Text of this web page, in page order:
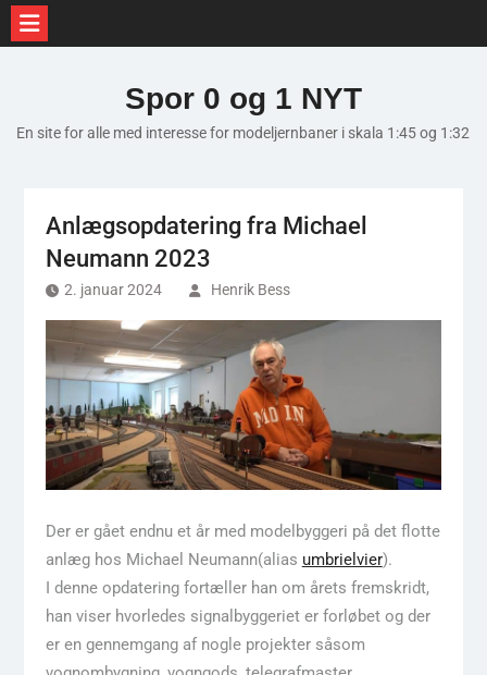
Spor 0 og 1 NYT
En site for alle med interesse for modeljernbaner i skala 1:45 og 1:32
Anlægsopdatering fra Michael
Neumann 2023
2. januar 2024 Henrik Bess
Der er gået endnu et år med modelbyggeri på det flotte
anlæg hos Michael Neumann(alias umbrielvier).
I denne opdatering fortæller han om årets fremskridt,
han viser hvorledes signalbyggeriet er forløbet og der
er en gennemgang af nogle projekter såsom